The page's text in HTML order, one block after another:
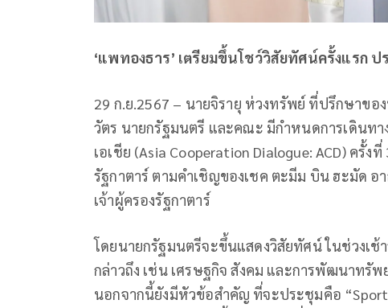
‘แพทองธาร’ เตรียมขึ้นโชว์วิสัยทัศน์ครั้งแรก
29 ก.ย.2567 – นายจิรายุ ห่วงทรัพย์ ที่ปรึกษาขอ
วัตร นายกรัฐมนตรี และคณะ มีกำหนดการเดินท
เอเชีย (Asia Cooperation Dialogue: ACD) ครั้
รัฐกาตาร์ ตามคำเชิญของเชค ตะมีม บิน ฮะมัด อ
เจ้าผู้ครองรัฐกาตาร์
โดยนายกรัฐมนตรีจะขึ้นแสดงวิสัยทัศน์ ในช่วงเ
กล่าวถึง เช่น เศรษฐกิจ สังคม และการพัฒนาทรั
นอกจากนี้ยังมีหัวข้อสำคัญ ที่จะประชุมคือ